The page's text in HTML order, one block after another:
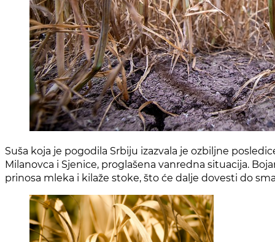
Suša koja je pogodila Srbiju izazvala je ozbiljne
Milanovca i Sjenice, proglašena vanredna situacija.
prinosa mleka i kilaže stoke, što će dalje dovesti do